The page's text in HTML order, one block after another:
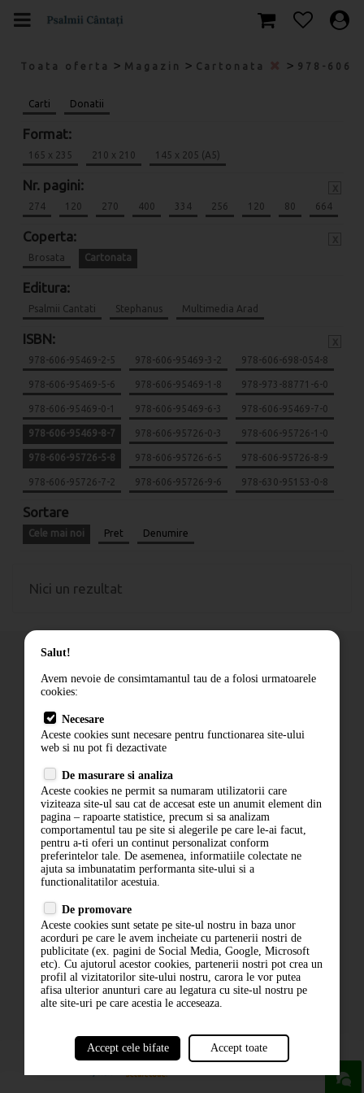
Toata oferta > Magazin > Cartonata > 978-606-
Carti Donatii
Format:
165 x 235 210 x 210 145 x 205 (A5)
Nr. pagini:
274 120 270 400 334 256 120 80 664
Coperta:
Brosata Cartonata
Editura:
Psalmii Cantati Stephanus Multimedia Arad
ISBN:
978-606-95469-2-5 978-606-95469-3-2 978-606-698-054-8
978-606-95469-5-6 978-606-95469-1-8 978-973-88771-6-0
978-606-95469-0-1 978-606-95469-6-3 978-606-95469-7-0
978-606-95469-8-7 978-606-95726-0-3 978-606-95726-1-0
978-606-95726-5-8 978-606-95726-6-5 978-606-95726-8-9
978-606-95726-7-2 978-606-95726-9-6 978-630-95153-0-8
Sortare
Cele mai noi Pret Denumire
Nici un rezultat
Cum comand
Livrare
Contact
Politica de confidentialitate
ANPC
ABONARE LA NEWSLETTER
ABONARE
Salut!
Avem nevoie de consimtamantul tau de a folosi urmatoarele
cookies:
Necesare
Aceste cookies sunt necesare pentru functionarea site-ului
web si nu pot fi dezactivate
De masurare si analiza
Aceste cookies ne permit sa numaram utilizatorii care
viziteaza site-ul sau cat de accesat este un anumit element din
pagina – rapoarte statistice, precum si sa analizam
comportamentul tau pe site si alegerile pe care le-ai facut,
pentru a-ti oferi un continut personalizat conform
preferintelor tale. De asemenea, informatiile colectate ne
ajuta sa imbunatatim performanta site-ului si a
functionalitatilor acestuia.
De promovare
Aceste cookies sunt setate pe site-ul nostru in baza unor
acorduri pe care le avem incheiate cu partenerii nostri de
publicitate (ex. pagini de Social Media, Google, Microsoft
etc). Cu ajutorul acestor cookies, partenerii nostri pot crea un
profil al vizitatorilor site-ului nostru, carora le vor putea
afisa ulterior anunturi care au legatura cu site-ul nostru pe
alte site-uri pe care acestia le acceseaza.
Accept cele bifate Accept toate